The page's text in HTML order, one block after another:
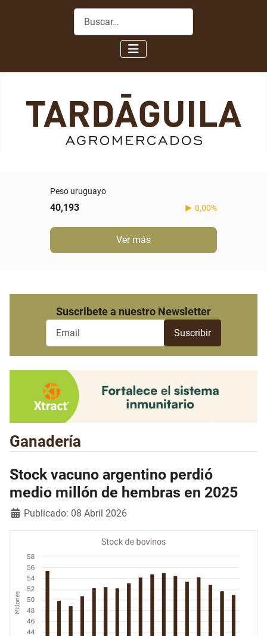
Buscar
Peso uruguayo
40,193 0,00%
Ver más
Suscribete a nuestro Newsletter
Ganadería
Stock vacuno argentino perdió
medio millón de hembras en 2025
Detalles
Publicado: 08 Abril 2026